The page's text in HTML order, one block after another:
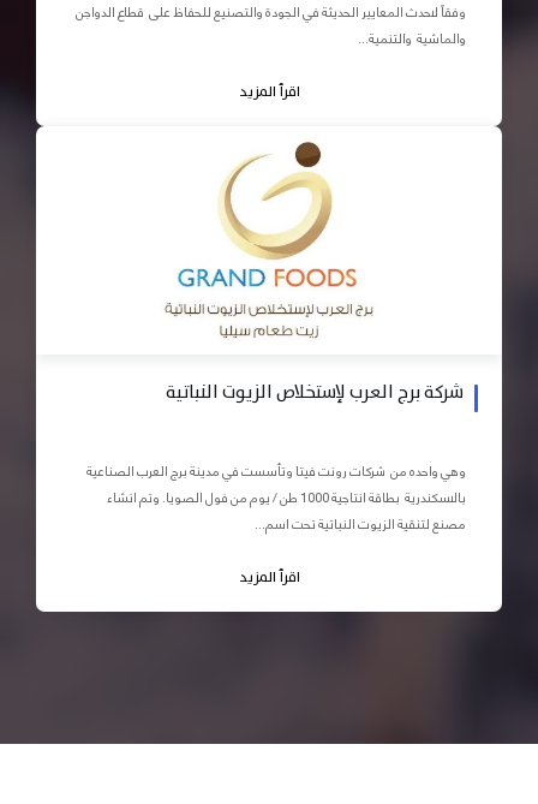
وفقاً لاحدث المعايير الحديثة في الجودة والتصنيع للحفاظ على قطاع الدواجن
والماشية والتنمية...
اقرأ المزيد
شركة برج العرب لإستخلاص الزيوت النباتية
وهي واحده من شركات رونت فيتا وتأسست في مدينة برج العرب الصناعية
بالاسكندرية بطاقة انتاجية 1000 طن / يوم من فول الصويا. وتم انشاء
مصنع لتنقية الزيوت النباتية تحت اسم...
اقرأ المزيد